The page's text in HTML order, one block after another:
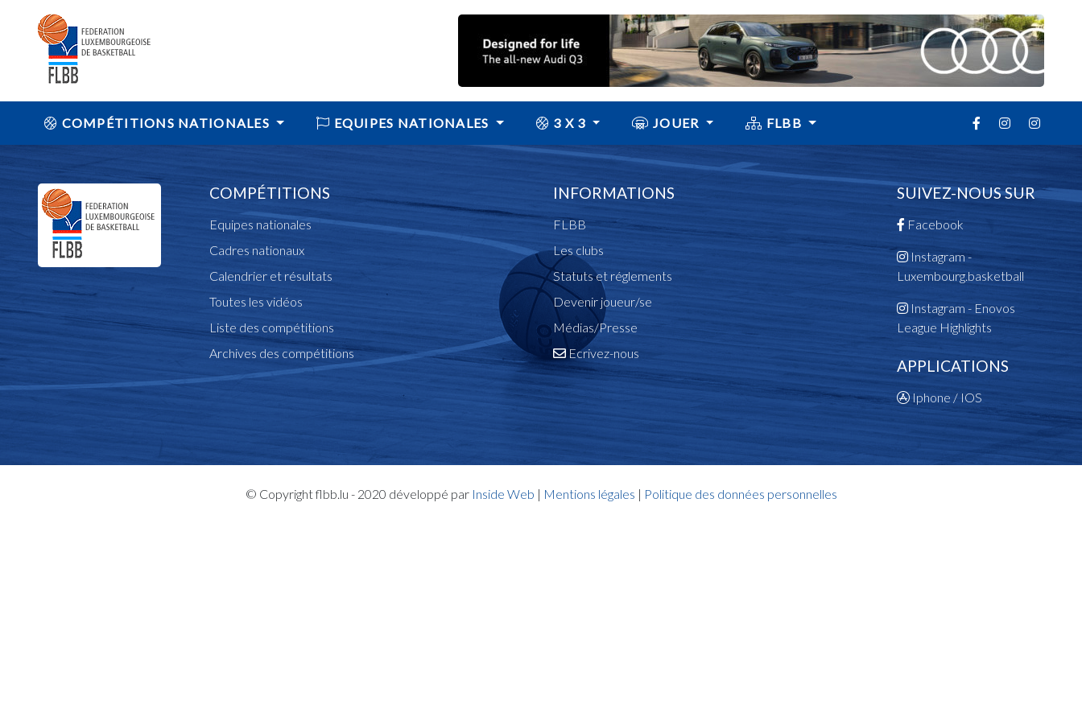
COMPÉTITIONS NATIONALES EQUIPES NATIONALES 3 X 3 JOUER FLBB
COMPÉTITIONS
Equipes nationales
Cadres nationaux
Calendrier et résultats
Toutes les vidéos
Liste des compétitions
Archives des compétitions
INFORMATIONS
FLBB
Les clubs
Statuts et réglements
Devenir joueur/se
Médias/Presse
Ecrivez-nous
SUIVEZ-NOUS SUR
Facebook
Instagram -
Luxembourg.basketball
Instagram - Enovos
League Highlights
APPLICATIONS
Iphone / IOS
© Copyright flbb.lu - 2020 développé par Inside Web | Mentions légales | Politique des données personnelles